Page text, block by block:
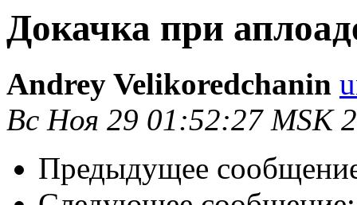
Докачка при
Andrey Velikoredchanin
Вс Ноя 29 01:52:27 MSK
Предыдущее